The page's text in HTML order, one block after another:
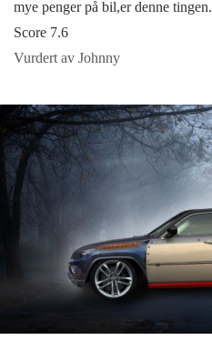
mye penger på bil,er denne tingen.
Score 7.6
Vurdert av Johnny